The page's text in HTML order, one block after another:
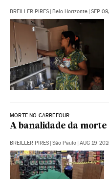
BREILLER PIRES | Belo Horizonte | SEP
MORTE NO CARREFOUR
A banalidade da
BREILLER PIRES | São Paulo | AUG 19,